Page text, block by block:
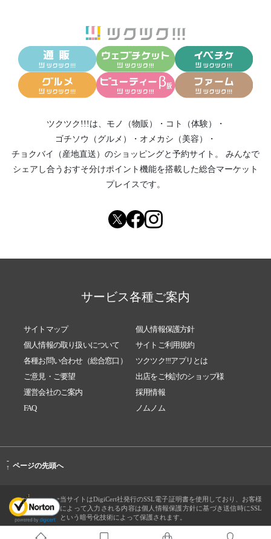
ツクツク!!!は、 モノ（物販） ・ コト（体験）
・
ゴチソウ（グルメ）
・ オメカシ（美容）
・
チョクバイ（産地直送） のショッピングと予約サイト。
みんなで
シェアし合う おすそ分けポイント機能を搭載した総合マーケット
プレイスです。
サービス各種ご案内
サイトマップ
個人情報保護方針
個人情報の取り扱いについて
サイトご利用規約
各種お問い合わせ（総合窓口）
ツクツク!!!アプリとは
ご意見・ご要望
出店をご検討のショップ様
運営会社のご案内
採用情報
FAQ
ノムノム
-
↑ ページの先頭へ
当サイトはDigiCert社発行のSSL電子証明書を使用しており、お客様
によって入力される内容は個人情報保護方針に基づき送信時にSSL
という暗号化技術によって保護されます。